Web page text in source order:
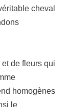
cheval
et de fleurs qui
homogènes
le